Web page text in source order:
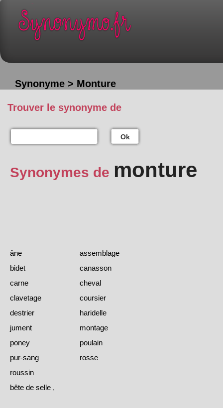
Synonyme > Monture
Trouver le synonyme de
Ok
Synonymes de monture
âne
assemblage
bidet
canasson
carne
cheval
clavetage
coursier
destrier
haridelle
jument
montage
poney
poulain
pur-sang
rosse
roussin
bête de selle ,